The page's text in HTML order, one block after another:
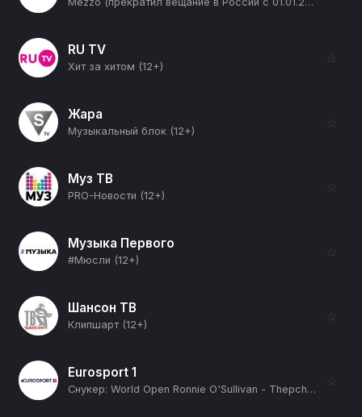
RU TV
Хит за хитом (12+)
☆
Жара
Музыкальный блок (12+)
☆
Муз ТВ
PRO-Новости (12+)
☆
Музыка Первого
#Мюсли (12+)
☆
Шансон ТВ
Клипшарт (12+)
☆
Eurosport 1
Снукер: World Open Ronnie O'Sullivan - Thepchaiya Un-Nooh Final (12+)
☆